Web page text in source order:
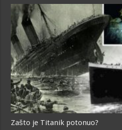
Zašto je Titanik potonuo?